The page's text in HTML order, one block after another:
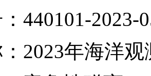
440101-2023-
2023年海洋